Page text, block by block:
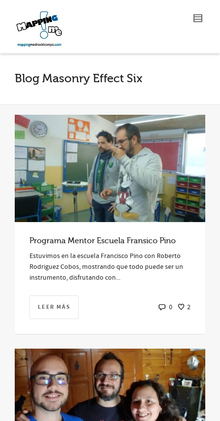
Blog Masonry Effect Six
Programa Mentor Escuela Fransico Pino
Estuvimos en la escuela Francisco Pino con Roberto
Rodriguez Cobos, mostrando que todo puede ser un
instrumento, disfrutando con...
LEER MÁS 0 2